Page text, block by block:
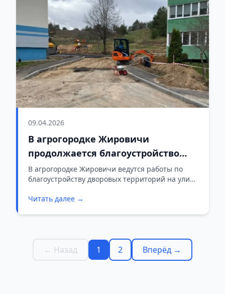
09.04.2026
В агрогородке Жировичи
продолжается благоустройство
дворов на улице Молодёжной
В агрогородке Жировичи ведутся работы по
благоустройству дворовых территорий на улице
Слонимский».
Читать далее →
← Назад 1 2 Вперёд →